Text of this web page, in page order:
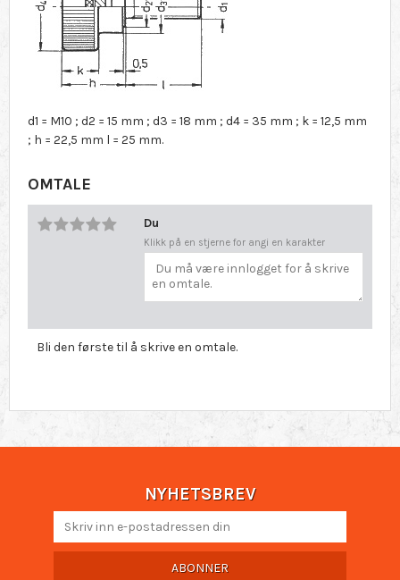
d1 = M10 ; d2 = 15 mm ; d3 = 18 mm ; d4 = 35 mm ; k = 12,5 mm
; h = 22,5 mm l = 25 mm.
OMTALE
Du
Klikk på en stjerne for angi en karakter
Bli den første til å skrive en omtale.
NYHETSBREV
ABONNER